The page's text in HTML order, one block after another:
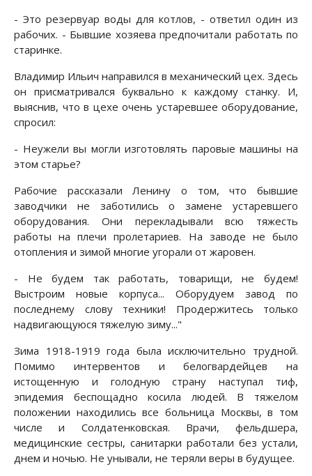
- Это резервуар воды для котлов, - ответил один из
рабочих. - Бывшие хозяева предпочитали работать по
старинке.
Владимир Ильич направился в механический цех. Здесь
он присматривался буквально к каждому станку. И,
выяснив, что в цехе очень устаревшее оборудование,
спросил:
- Неужели вы могли изготовлять паровые машины на
этом старье?
Рабочие рассказали Ленину о том, что бывшие
заводчики не заботились о замене устаревшего
оборудования. Они перекладывали всю тяжесть
работы на плечи пролетариев. На заводе не было
отопления и зимой многие угорали от жаровен.
- Не будем так работать, товарищи, не будем!
Выстроим новые корпуса... Оборудуем завод по
последнему слову техники! Продержитесь только
надвигающуюся тяжелую зиму..."
Зима 1918-1919 года была исключительно трудной.
Помимо интервентов и белогвардейцев на
истощенную и голодную страну наступал тиф,
эпидемия беспощадно косила людей. В тяжелом
положении находились все больница Москвы, в том
числе и Солдатенковская. Врачи, фельдшера,
медицинские сестры, санитарки работали без устали,
днем и ночью. Не унывали, не теряли веры в будущее.